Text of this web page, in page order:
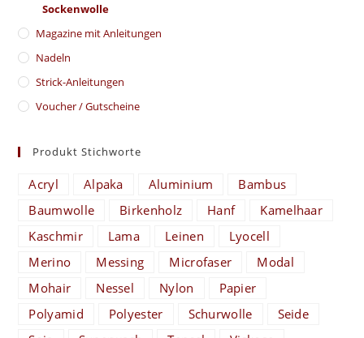
Sockenwolle
Magazine mit Anleitungen
Nadeln
Strick-Anleitungen
Voucher / Gutscheine
Produkt Stichworte
Acryl Alpaka Aluminium
Bambus
Baumwolle
Birkenholz Hanf
Kamelhaar
Kaschmir
Lama Leinen
Lyocell
Merino
Messing Microfaser
Modal
Mohair
Nessel Nylon
Papier
Polyamid
Polyester Schurwolle
Seide